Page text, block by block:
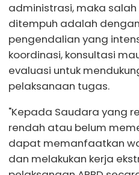
administrasi, maka
ditempuh adalah
pengendalian yang
koordinasi, konsultasi
evaluasi untuk
pelaksanaan tugas.
"Kepada Saudara yang
rendah atau belum
dapat memanfaatkan
dan melakukan kerja